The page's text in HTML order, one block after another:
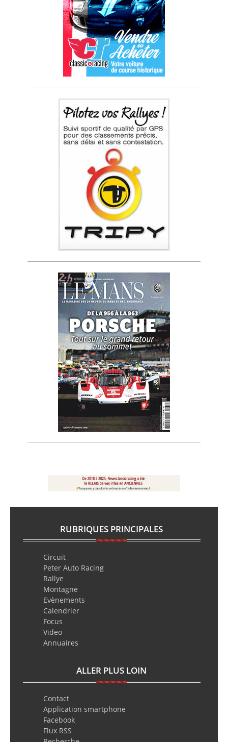
RUBRIQUES PRINCIPALES
Circuit
Peter Auto Racing
Rallye
Montagne
Evènements
Calendrier
Focus
Video
Annuaires
ALLER PLUS LOIN
Contact
Application smartphone
Facebook
Flux RSS